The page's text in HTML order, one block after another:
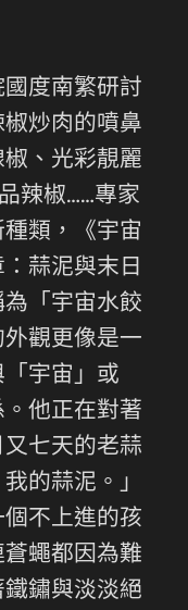
度南繁研討
炒肉的噴鼻
、光彩靚麗
辣椒……專家
類，《宇宙
蒜泥與末日
「宇宙水餃
觀更像是一
宇宙」或
。他正在對著
七天的老蒜
的蒜泥。」
不上進的孩
蠅都因為難
鏽與淡淡絕